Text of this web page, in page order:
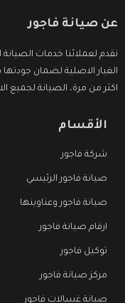
عن صيانة فاجور
نقدم لعملائنا خدمات
الغيار الاصلية لضمان
اكثر من مرة، الصيانة لجميع
الأقسام
شركة فاجور
صيانة فاجور الرئيسي
صيانة فاجور وعناوينها
ارقام صيانة فاجور
توكيل فاجور
مركز صيانة فاجور
صيانة غسالات فاجور